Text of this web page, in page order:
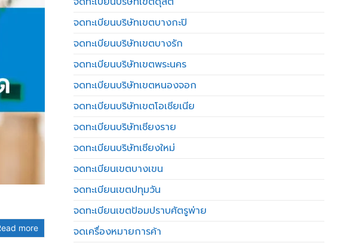
more
จดทะเบียนบริษัทเขตบางกะปิ
จดทะเบียนบริษัทเขตบางรัก
จดทะเบียนบริษัทเขตพระนคร
จดทะเบียนบริษัทเขตหนองจอก
จดทะเบียนบริษัทเขตโอเชียเนีย
จดทะเบียนบริษัทเชียงราย
จดทะเบียนบริษัทเชียงใหม่
จดทะเบียนเขตบางเขน
จดทะเบียนเขตปทุมวัน
จดทะเบียนเขตป้อมปราบศัตรูพ่าย
จดเครื่องหมายการค้า